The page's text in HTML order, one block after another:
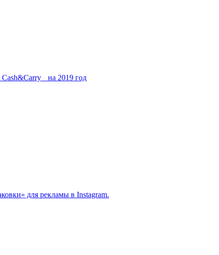
на 2019 год
для рекламы в Instagram.